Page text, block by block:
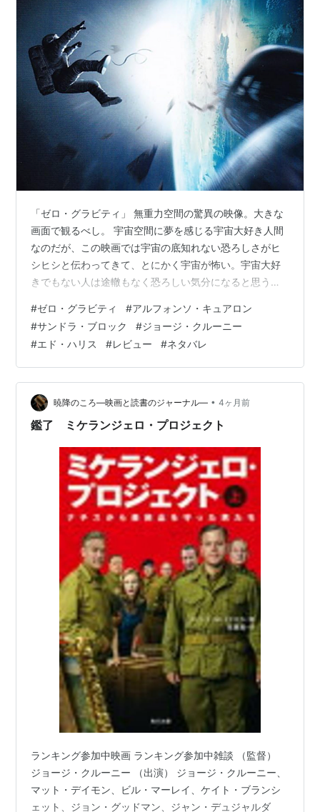
「ゼロ・グラビティ」 無重力空間の驚異の映像。大きな
画面で観るべし。 宇宙空間に夢を感じる宇宙大好き人間
なのだが、この映画では宇宙の底知れない恐ろしさがヒ
シヒシと伝わってきて、とにかく宇宙が怖い。宇宙大好
きでもない人は途轍もなく恐ろしい気分になると思う。
しまう寄る辺ない絶望の中で、宇宙に投げ出された生身
の人間がなんとか助かる道を探ろうとする異色SF。登場
人物はサンドラ・ブロック演じる主人公ライアン博士と
ジョージ・クルーニー演じるベテラン宇宙飛行士マット
のほぼ二人だけ。管制室からの声だけの出演でエド・ハ
リス。 宇宙空間で船外活動中だった飛行士達。…
#ゼロ・グラビティ #アルフォンソ・キュアロン
#サンドラ・ブロック #ジョージ・クルーニー
#エド・ハリス #レビュー #ネタバレ
暁降のころ―映画と読書のジャーナル― • 4ヶ月前
鑑了 ミケランジェロ・プロジェクト
ランキング参加中映画 ランキング参加中雑談 （監督）
ジョージ・クルーニー （出演） ジョージ・クルーニー、
マット・デイモン、ビル・マーレイ、ケイト・ブランシ
ェット、ジョン・グッドマン、ジャン・デュジャルダ